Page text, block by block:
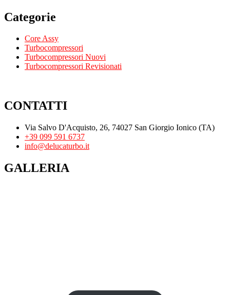
Categorie
Core Assy
Turbocompressori
Turbocompressori Nuovi
Turbocompressori Revisionati
CONTATTI
Via Salvo D'Acquisto, 26, 74027 San Giorgio Ionico (TA)
+39 099 591 6737
info@delucaturbo.it
GALLERIA